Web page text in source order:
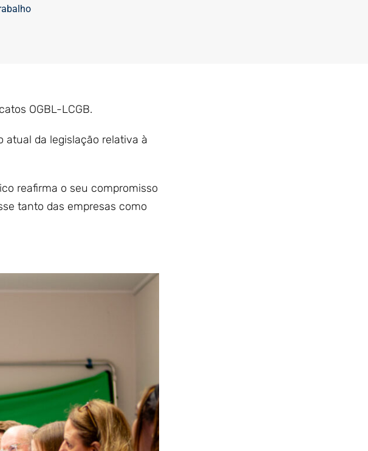
OGBL-LCGB.
atual da legislação relativa à
reafirma o seu compromisso
tanto das empresas como